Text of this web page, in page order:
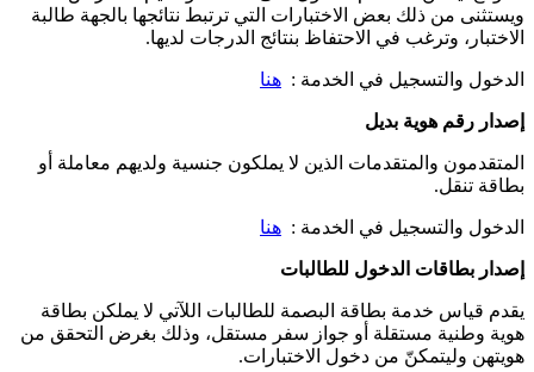
ويستثنى من ذلك بعض الاختبارات التي ترتبط نتائجها بالجهة طالبة
الاختبار، وترغب في الاحتفاظ بنتائج الدرجات لديها.
الدخول والتسجيل في الخدمة : هنا
إصدار رقم هوية بديل
المتقدمون والمتقدمات الذين لا يملكون جنسية ولديهم معاملة أو
بطاقة تنقل.
الدخول والتسجيل في الخدمة : هنا
إصدار بطاقات الدخول للطالبات
يقدم قياس خدمة بطاقة البصمة للطالبات اللآتي لا يملكن بطاقة
هوية وطنية مستقلة أو جواز سفر مستقل، وذلك بغرض التحقق من
هويتهن وليتمكنّ من دخول الاختبارات.